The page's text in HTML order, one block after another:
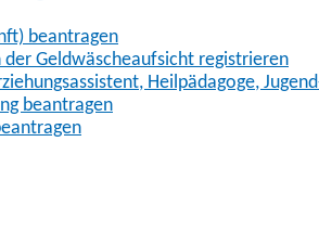
beantragen
Geldwäscheaufsicht registrieren
Heilpädagoge,
beantragen